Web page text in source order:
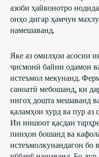
азоби ҳайвонотро
онҳо дигар ҳамчун
намешаванд.
Яке аз омилҳои асосии
ҷисмонӣ байни одамон
истеъмол мекунанд.
саноатӣ мебошанд, ки
нигоҳ дошта мешаванд
қаламҳои хурд ва пур
Ин иншоот қасдан
пинҳон бошанд ва
истеъмолкунандагон бо